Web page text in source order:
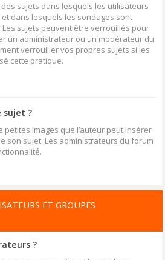
sujets dans lesquels les utilisateurs
dans lesquels les sondages sont
sujets peuvent être verrouillés pour
un administrateur ou un modérateur du
verrouiller vos propres sujets si les
cette pratique.
sujet ?
petites images que l’auteur peut insérer
son sujet. Les administrateurs du forum
ET GROUPES
?